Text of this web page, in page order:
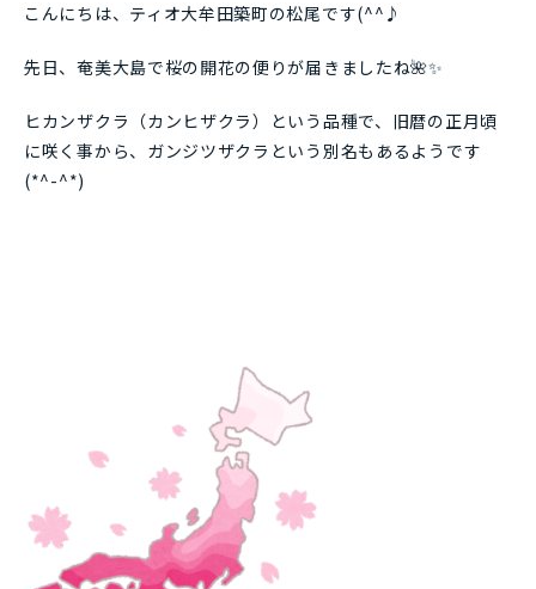
こんにちは、ティオ大牟田築町の松尾です(^^♪
先日、奄美大島で桜の開花の便りが届きましたね🌺✨
ヒカンザクラ（カンヒザクラ）という品種で、旧暦の正月頃
に咲く事から、ガンジツザクラという別名もあるようです
(*^-^*)